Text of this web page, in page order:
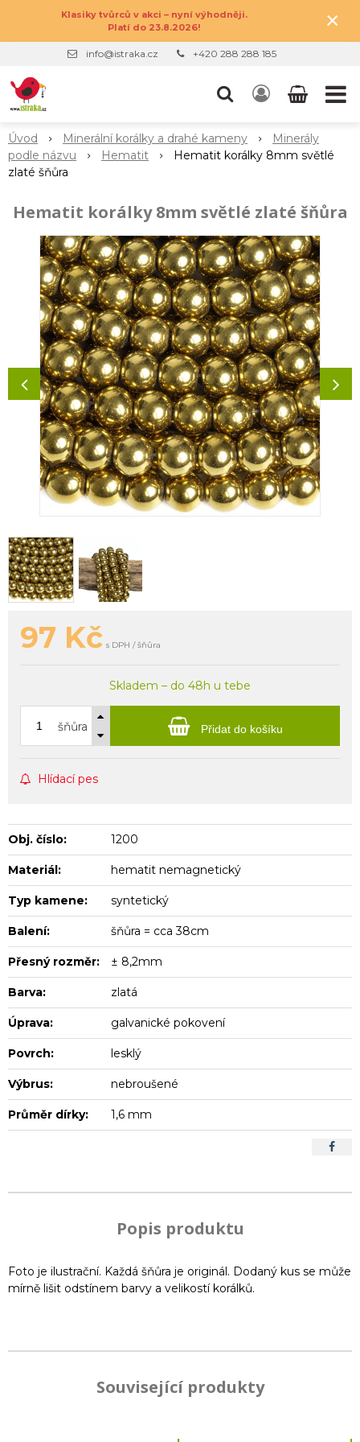
Klasiky tvůrců v akci – nyní výhodněji.
Platí do 23.8.2026!
×
info@istraka.cz +420 288 288 185
Úvod Minerální korálky a drahé kameny
Minerály
podle názvu
Hematit
Hematit korálky 8mm světlé
zlaté šňůra
Hematit korálky 8mm světlé zlaté šňůra
97 Kč s DPH / šňůra
Skladem – do 48h u tebe
šňůra Přidat do košíku
Hlídací pes
Obj. číslo: 1200
Materiál: hematit nemagnetický
Typ kamene: syntetický
Balení: šňůra = cca 38cm
Přesný rozměr: ± 8,2mm
Barva: zlatá
Úprava: galvanické pokovení
Povrch: lesklý
Výbrus: nebroušené
Průměr dírky: 1,6 mm
Popis produktu
Foto je ilustrační. Každá šňůra je originál. Dodaný kus se může
mírně lišit odstínem barvy a velikostí korálků.
Související produkty